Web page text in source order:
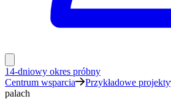
14-dniowy okres próbny
Centrum wsparcia
Przykładowe projekty
palach